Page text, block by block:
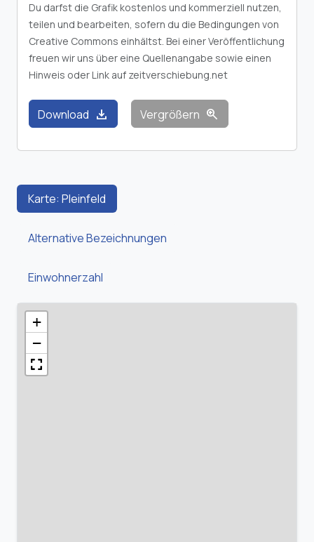
Du darfst die Grafik kostenlos und kommerziell nutzen,
teilen und bearbeiten, sofern du die Bedingungen von
Creative Commons einhältst. Bei einer Veröffentlichung
freuen wir uns über eine Quellenangabe sowie einen
Hinweis oder Link auf zeitverschiebung.net
Download download Vergrößern zoom_in
Karte: Pleinfeld
Alternative Bezeichnungen
Einwohnerzahl
+
−